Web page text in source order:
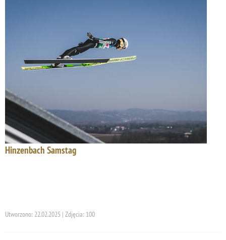
Hinzenbach Samstag
Utworzono: 22.02.2025 | Zdjęcia: 100